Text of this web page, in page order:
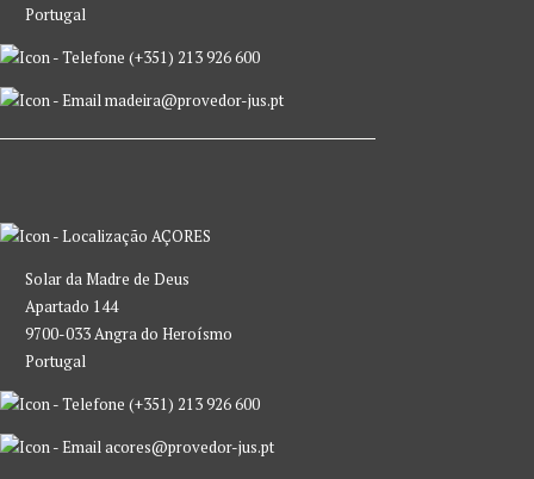
Portugal
(+351) 213 926 600
madeira@provedor-jus.pt
AÇORES
Solar da Madre de Deus
Apartado 144
9700-033 Angra do Heroísmo
Portugal
(+351) 213 926 600
acores@provedor-jus.pt